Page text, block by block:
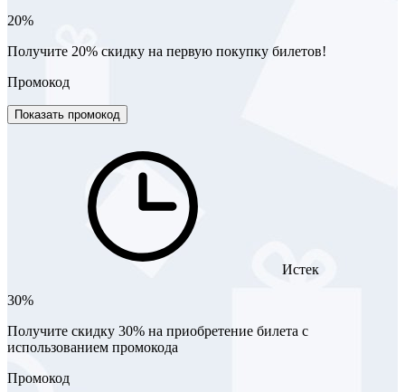
20%
Получите 20% скидку на первую покупку билетов!
Промокод
Показать промокод
Истек
30%
Получите скидку 30% на приобретение билета с
использованием промокода
Промокод